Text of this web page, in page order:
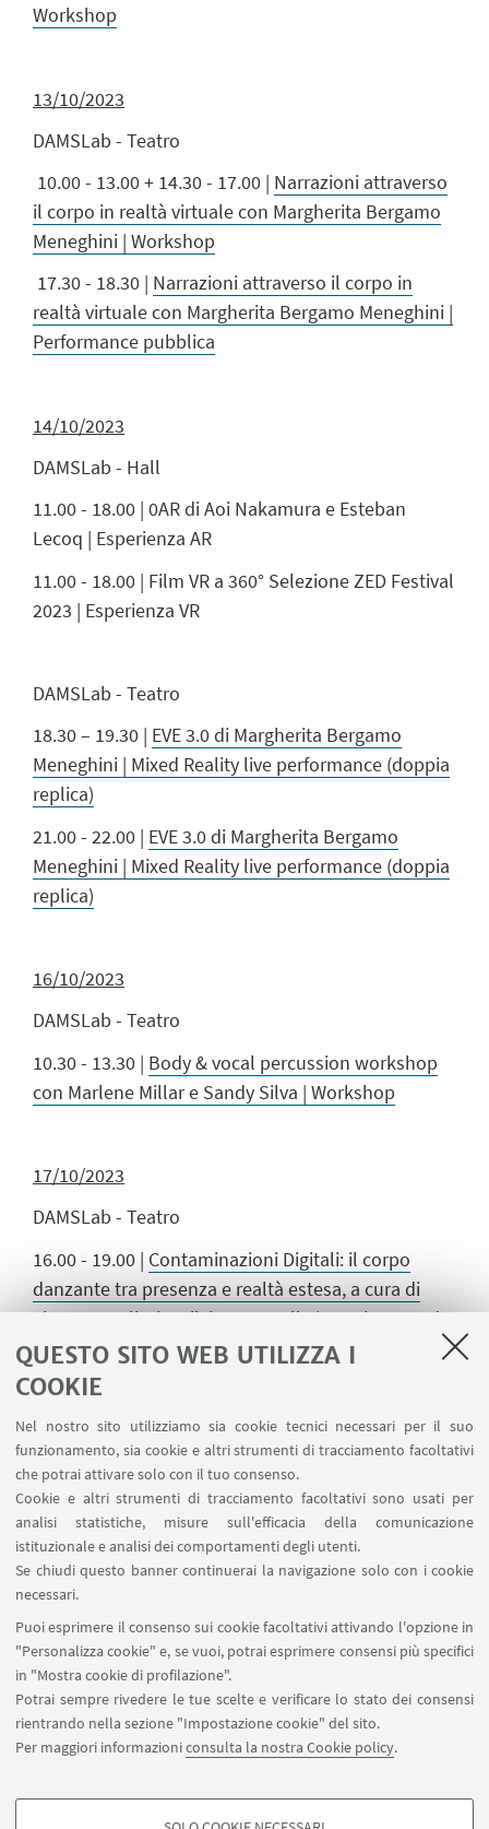
QUESTO SITO WEB UTILIZZA I
COOKIE
Nel nostro sito utilizziamo sia cookie tecnici necessari per il suo
funzionamento, sia cookie e altri strumenti di tracciamento facoltativi
che potrai attivare solo con il tuo consenso.
Cookie e altri strumenti di tracciamento facoltativi sono usati per
analisi statistiche, misure sull'efficacia della comunicazione
istituzionale e analisi dei comportamenti degli utenti.
Se chiudi questo banner continuerai la navigazione solo con i cookie
necessari.
Puoi esprimere il consenso sui cookie facoltativi attivando l'opzione in
"Personalizza cookie" e, se vuoi, potrai esprimere consensi più specifici
in "Mostra cookie di profilazione".
Potrai sempre rivedere le tue scelte e verificare lo stato dei consensi
rientrando nella sezione "Impostazione cookie" del sito.
Per maggiori informazioniconsulta la nostra Cookie policy.
Workshop
13/10/2023
DAMSLab - Teatro
10.00 - 13.00 + 14.30 - 17.00 | Narrazioni attraverso
il corpo in realtà virtuale con Margherita Bergamo
Meneghini | Workshop
17.30 - 18.30 | Narrazioni attraverso il corpo in
realtà virtuale con Margherita Bergamo Meneghini |
Performance pubblica
14/10/2023
DAMSLab - Hall
11.00 - 18.00 | 0AR di Aoi Nakamura e Esteban
Lecoq | Esperienza AR
11.00 - 18.00 | Film VR a 360° Selezione ZED Festival
2023 | Esperienza VR
DAMSLab - Teatro
18.30 – 19.30 | EVE 3.0 di Margherita Bergamo
Meneghini | Mixed Reality live performance (doppia
replica)
21.00 - 22.00 | EVE 3.0 di Margherita Bergamo
Meneghini | Mixed Reality live performance (doppia
replica)
16/10/2023
DAMSLab - Teatro
10.30 - 13.30 | Body & vocal percussion workshop
con Marlene Millar e Sandy Silva | Workshop
17/10/2023
DAMSLab - Teatro
16.00 - 19.00 | Contaminazioni Digitali: il corpo
danzante tra presenza e realtà estesa, a cura di
Elena Cervellati e Silvia Garzarella | Tavola rotonda
ZED Festival Atto II comprende altre iniziative,
organizzate in collaborazione con
Per il programma completo:www.zedfestival.org
IN EVIDENZA
Programma[ .pdf 4567Kb ]